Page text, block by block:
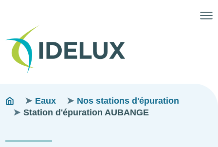
Fils
d'ariane
You
are
Eaux
Nos stations d'épuration
Station d'épuration AUBANGE